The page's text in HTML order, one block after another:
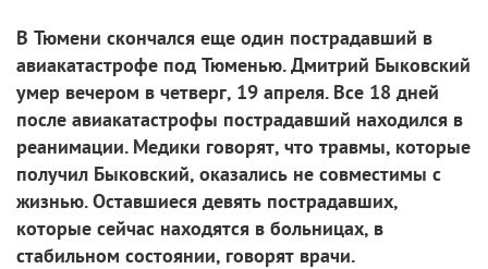
В Тюмени скончался еще один пострадавший в
авиакатастрофе под Тюменью. Дмитрий Быковский
умер вечером в четверг, 19 апреля. Все 18 дней
после авиакатастрофы пострадавший находился в
реанимации. Медики говорят, что травмы, которые
получил Быковский, оказались не совместимы с
жизнью. Оставшиеся девять пострадавших,
которые сейчас находятся в больницах, в
стабильном состоянии, говорят врачи.